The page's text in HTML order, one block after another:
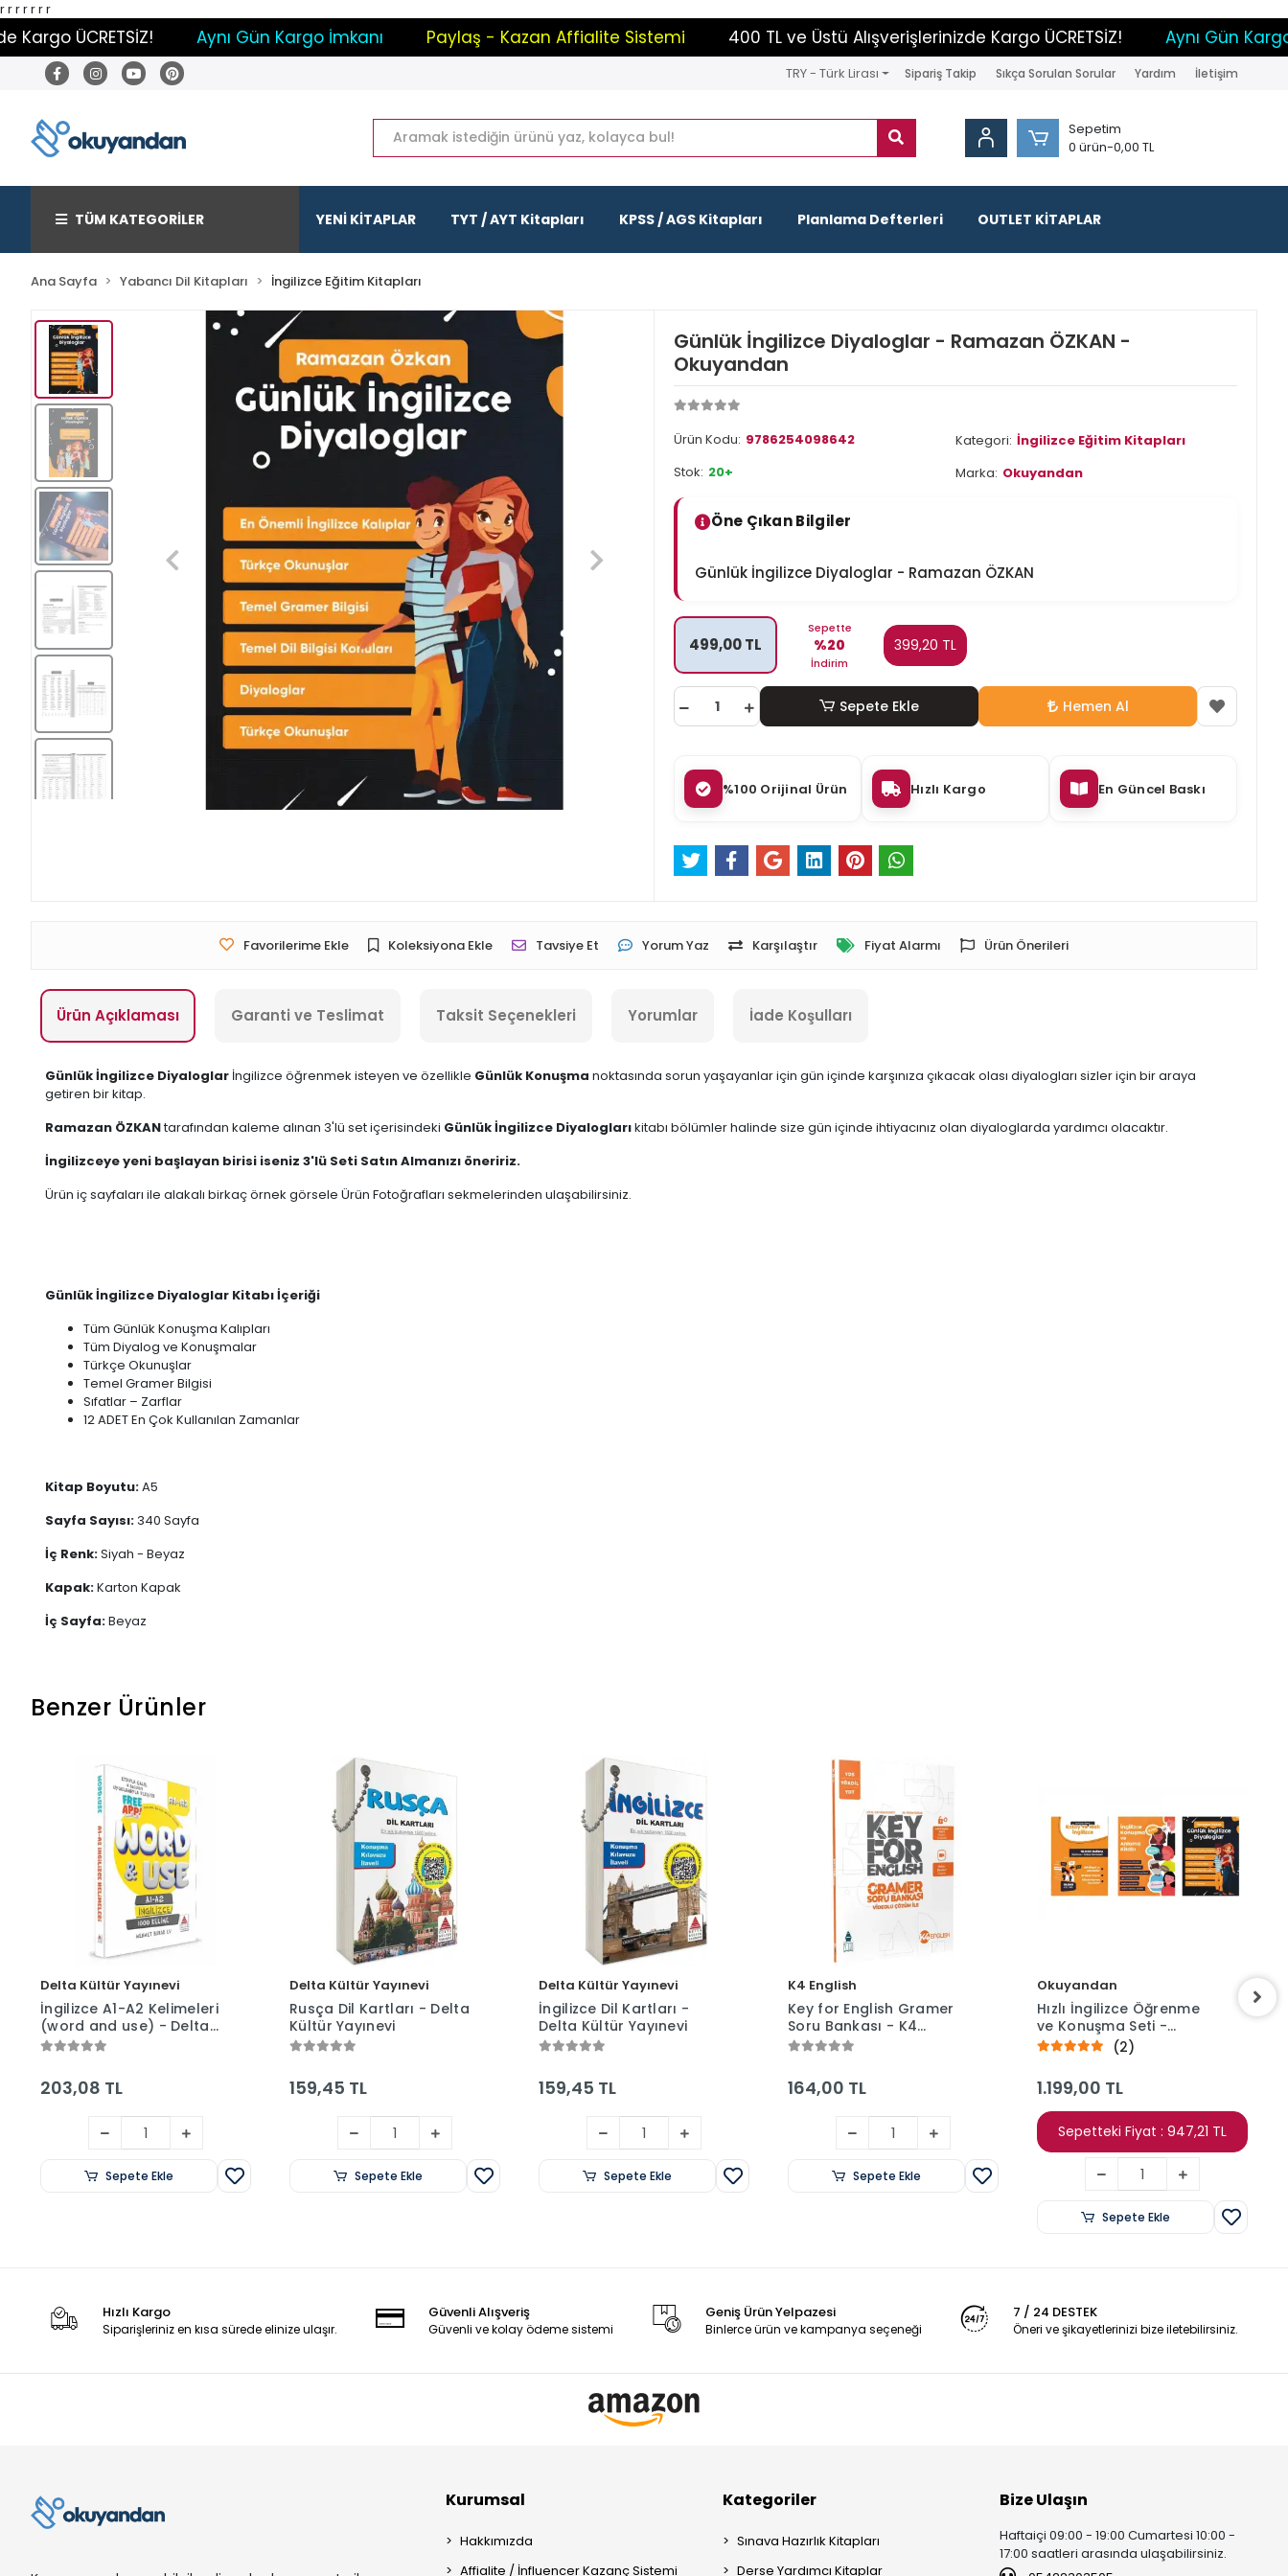
rrrrr r r
ÜCRETSİZ! Aynı Gün Kargo İmkanı Paylaş - Kazan Affialite Sistemi 400 TL ve Üstü Alışverişlerinizde Kargo ÜCRETSİZ! Aynı Gün Kargo
TRY - Türk Lirası Sipariş Takip Sıkça Sorulan Sorular Yardım İletişim
Sepetim
0 ürün-0,00 TL
TÜM KATEGORİLER YENİ KİTAPLAR TYT / AYT Kitapları KPSS / AGS Kitapları Planlama Defterleri OUTLET KİTAPLAR
Ana Sayfa Yabancı Dil Kitapları İngilizce Eğitim Kitapları
Günlük İngilizce Diyaloglar - Ramazan ÖZKAN -
Okuyandan
Ürün Kodu: 9786254098642 Kategori: İngilizce Eğitim Kitapları
Stok: 20+ Marka: Okuyandan
Öne Çıkan Bilgiler
Günlük İngilizce Diyaloglar - Ramazan ÖZKAN
499,00 TL
Sepette
%20
İndirim
399,20 TL
Sepete Ekle Hemen Al
%100 Orijinal Ürün Hızlı Kargo En Güncel Baskı
Favorilerime Ekle Koleksiyona Ekle Tavsiye Et Yorum Yaz Karşılaştır Fiyat Alarmı Ürün Önerileri
Ürün Açıklaması Garanti ve Teslimat Taksit Seçenekleri Yorumlar İade Koşulları
Günlük İngilizce Diyaloglar İngilizce öğrenmek isteyen ve özellikle Günlük Konuşma noktasında sorun yaşayanlar için gün içinde karşınıza çıkacak olası diyalogları sizler için bir araya
getiren bir kitap.
Ramazan ÖZKANtarafından kaleme alınan 3'lü set içerisindeki Günlük İngilizce Diyaloglarıkitabı bölümler halinde size gün içinde ihtiyacınız olan diyaloglarda yardımcı olacaktır.
İngilizceye yeni başlayan birisi iseniz 3'lü Seti Satın Almanızı öneririz.
Ürün iç sayfaları ile alakalı birkaç örnek görsele Ürün Fotoğrafları sekmelerinden ulaşabilirsiniz.
Günlük İngilizce Diyaloglar Kitabı İçeriği
Tüm Günlük Konuşma Kalıpları
Tüm Diyalog ve Konuşmalar
Türkçe Okunuşlar
Temel Gramer Bilgisi
Sıfatlar – Zarflar
12 ADET En Çok Kullanılan Zamanlar
Kitap Boyutu:A5
Sayfa Sayısı:340 Sayfa
İç Renk:Siyah - Beyaz
Kapak:Karton Kapak
İç Sayfa:Beyaz
Benzer Ürünler
Delta Kültür Yayınevi
İngilizce A1-A2 Kelimeleri
(word and use) - Delta
Kültür Yayınevi
203,08 TL
Sepete Ekle
Delta Kültür Yayınevi
Rusça Dil Kartları - Delta
Kültür Yayınevi
159,45 TL
Sepete Ekle
Delta Kültür Yayınevi
İngilizce Dil Kartları -
Delta Kültür Yayınevi
159,45 TL
Sepete Ekle
K4 English
Key for English Gramer
Soru Bankası - K4
English
164,00 TL
Sepete Ekle
Okuyandan
Hızlı İngilizce Öğrenme
ve Konuşma Seti -
Günlük Diyaloglar - 3
Kitap - Ramazan ÖZKAN
(2)
1.199,00 TL
Sepetteki Fiyat : 947,21 TL
Sepete Ekle
Hızlı Kargo
Siparişleriniz en kısa sürede elinize ulaşır.
Güvenli Alışveriş
Güvenli ve kolay ödeme sistemi
Geniş Ürün Yelpazesi
Binlerce ürün ve kampanya seçeneği
7 / 24 DESTEK
Öneri ve şikayetlerinizi bize iletebilirsiniz.
Kurumsal
Hakkımızda
Affialite / İnfluencer Kazanç Sistemi
Kategoriler
Sınava Hazırlık Kitapları
Derse Yardımcı Kitaplar
Bize Ulaşın
Haftaiçi 09:00 - 19:00 Cumartesi 10:00 -
17:00 saatleri arasında ulaşabilirsiniz.